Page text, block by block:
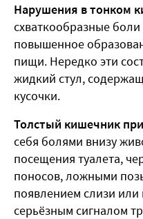
Нарушения в тонком
схваткообразные боли
повышенное
пищи. Нередко эти
жидкий стул,
кусочки.
Толстый кишечник
себя болями внизу
посещения туалета,
поносов, ложными
появлением слизи или
серьёзным сигналом